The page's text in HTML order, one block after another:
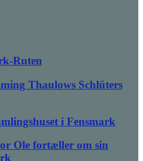
Ruten
Thaulows Schlüters
i Fensmark
Ole fortæller om sin